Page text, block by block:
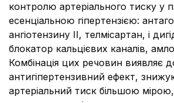
контролю артеріального тиску у
есенціальною гіпертензією:
ангіотензину II, телмісартан, і
блокатор кальцієвих каналів,
Комбінація цих речовин виявляє
антигіпертензивний ефект,
артеріальний тиск більшою